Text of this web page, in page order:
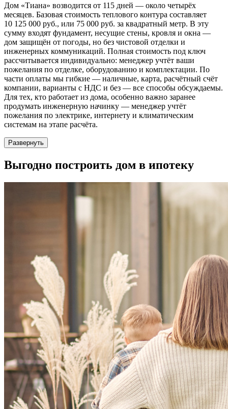
Дом «Тиана» возводится от 115 дней — около четырёх
месяцев. Базовая стоимость теплового контура составляет
10 125 000 руб., или 75 000 руб. за квадратный метр. В эту
сумму входят фундамент, несущие стены, кровля и окна —
дом защищён от погоды, но без чистовой отделки и
инженерных коммуникаций. Полная стоимость под ключ
рассчитывается индивидуально: менеджер учтёт ваши
пожелания по отделке, оборудованию и комплектации. По
части оплаты мы гибкие — наличные, карта, расчётный счёт
компании, варианты с НДС и без — все способы обсуждаемы.
Для тех, кто работает из дома, особенно важно заранее
продумать инженерную начинку — менеджер учтёт
пожелания по электрике, интернету и климатическим
системам на этапе расчёта.
Развернуть
Выгодно построить дом в ипотеку